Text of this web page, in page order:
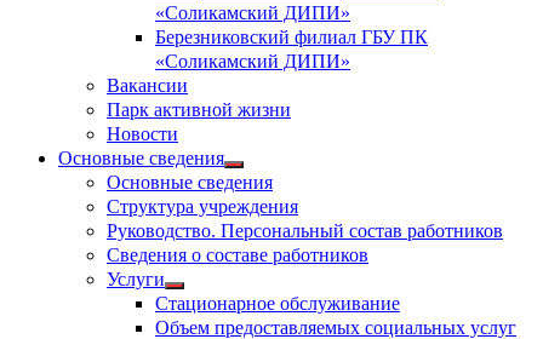
«Соликамский ДИПИ»
Березниковский филиал ГБУ ПК
«Соликамский ДИПИ»
Вакансии
Парк активной жизни
Новости
Основные сведения
Показать
подменю
Основные сведения
Структура учреждения
Руководство. Персональный состав работников
Сведения о составе работников
Услуги
Показать
подменю
Стационарное обслуживание
Объем предоставляемых социальных услуг